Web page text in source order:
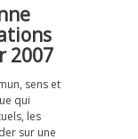
2007
sens et
qui
les
sur une